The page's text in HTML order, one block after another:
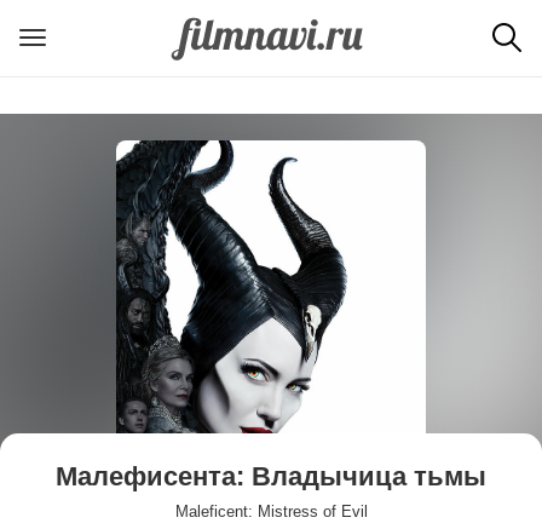
Малефисента: Владычица тьмы
Maleficent: Mistress of Evil